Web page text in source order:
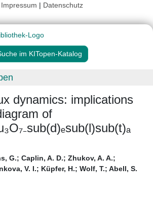
Impressum | Datenschutz
im KITopen-Katalog
dynamics: implications
of
G.; Caplin, A. D.; Zhukov, A. A.;
V. I.; Küpfer, H.; Wolf, T.; Abell, S.